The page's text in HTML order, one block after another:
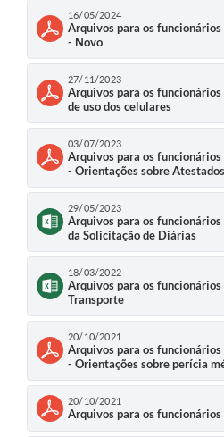
16/05/2024
Arquivos para os
- Novo
27/11/2023
Arquivos para os
de uso dos celulares
03/07/2023
Arquivos para os
- Orientações sobre Atestados
29/05/2023
Arquivos para os
da Solicitação de Diárias
18/03/2022
Arquivos para os
Transporte
20/10/2021
Arquivos para os
- Orientações sobre perícia
20/10/2021
Arquivos para os